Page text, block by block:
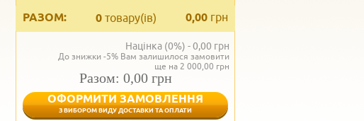
РАЗОМ: 0,00 грн
0 товару(ів)
Націнка (0%) -0,00 грн
До знижки -5% Вам залишилося замовити
ще на 2 000,00 грн
Разом: 0,00 грн
ОФОРМИТИ ЗАМОВЛЕННЯ
З ВИБОРОМ ВИДУ ДОСТАВКИ ТА ОПЛАТИ